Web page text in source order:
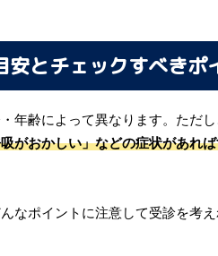
安とチェックすべきポ
年齢によって異なります。ただし
がおかしい」などの症状があれ
なポイントに注意して受診を考